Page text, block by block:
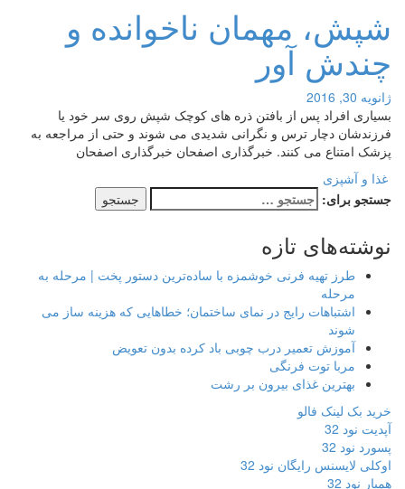
شپش، مهمان ناخوانده‌ و
چندش آور
ژانویه 30, 2016
بسیاری افراد پس از بافتن ذره های کوچک شپش روی سر خود یا
فرزندشان دچار ترس و نگرانی شدیدی می شوند و حتی از مراجعه به
پزشک امتناع می کنند. خبرگذاری اصفحان خبرگذاری اصفحان
غذا و آشپزی
جستجو برای:
نوشته‌های تازه
طرز تهیه فرنی خوشمزه با ساده‌ترین دستور پخت | مرحله به
مرحله
اشتباهات رایج در نمای ساختمان؛ خطاهایی که هزینه ساز می
شوند
آموزش تعمیر درب چوبی باد کرده بدون تعویض
مربا توت فرنگی
بهترین غذای بیرون بر رشت
خرید بک لینک فالو
آپدیت نود 32
پسورد نود 32
اوکلی لایسنس رایگان نود 32
همیار نود 32